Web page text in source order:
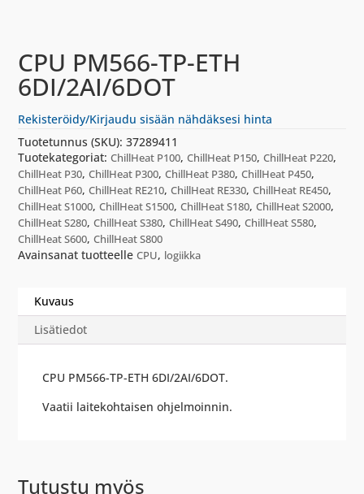
CPU PM566-TP-ETH
6DI/2AI/6DOT
Rekisteröidy/Kirjaudu sisään nähdäksesi hinta
Tuotetunnus (SKU):37289411
Tuotekategoriat:ChillHeat P100,ChillHeat P150,ChillHeat P220,
ChillHeat P30,ChillHeat P300,ChillHeat P380,ChillHeat P450,
ChillHeat P60,ChillHeat RE210,ChillHeat RE330,ChillHeat RE450,
ChillHeat S1000,ChillHeat S1500,ChillHeat S180,ChillHeat S2000,
ChillHeat S280,ChillHeat S380,ChillHeat S490,ChillHeat S580,
ChillHeat S600,ChillHeat S800
Avainsanat tuotteelleCPU, logiikka
Kuvaus
Lisätiedot
CPU PM566-TP-ETH 6DI/2AI/6DOT.
Vaatii laitekohtaisen ohjelmoinnin.
Tutustu myös